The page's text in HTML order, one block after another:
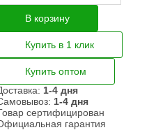
В корзину
Купить в 1 клик
Купить оптом
1-4 дня
1-4 дня
сертифицирован
гарантия